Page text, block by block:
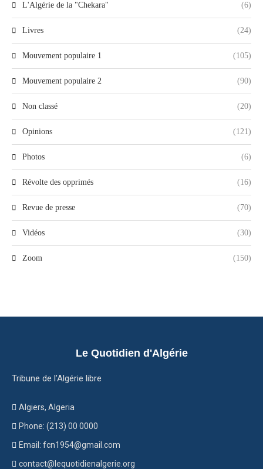
L'Algérie de la "Chekara" (6)
Livres (24)
Mouvement populaire 1 (105)
Mouvement populaire 2 (90)
Non classé (20)
Opinions (121)
Photos (6)
Révolte des opprimés (16)
Revue de presse (70)
Vidéos (30)
Zoom (150)
Le Quotidien d'Algérie
Tribune de l’Algérie libre
Algiers, Algeria
Phone: (213) 00 0000
Email: fcn1954@gmail.com
contact@lequotidienalgerie.org